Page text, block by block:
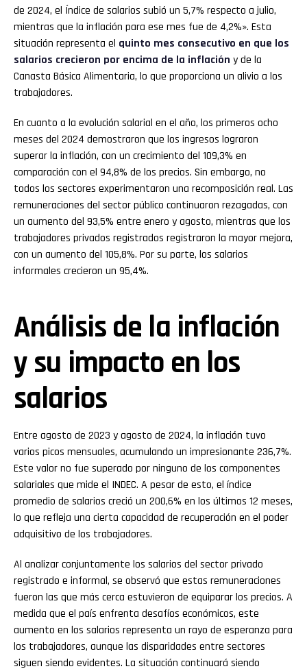
de 2024, el Índice de salarios subió un 5,7% respecto a julio,
mientras que la inflación para ese mes fue de 4,2%». Esta
situación representa el quinto mes consecutivo en que los
salarios crecieron por encima de la inflación y de la
Canasta Básica Alimentaria, lo que proporciona un alivio a los
trabajadores.
En cuanto a la evolución salarial en el año, los primeros ocho
meses del 2024 demostraron que los ingresos lograron
superar la inflación, con un crecimiento del 109,3% en
comparación con el 94,8% de los precios. Sin embargo, no
todos los sectores experimentaron una recomposición real. Las
remuneraciones del sector público continuaron rezagadas, con
un aumento del 93,5% entre enero y agosto, mientras que los
trabajadores privados registrados registraron la mayor mejora,
con un aumento del 105,8%. Por su parte, los salarios
informales crecieron un 95,4%.
Análisis de la inflación
y su impacto en los
salarios
Entre agosto de 2023 y agosto de 2024, la inflación tuvo
varios picos mensuales, acumulando un impresionante 236,7%.
Este valor no fue superado por ninguno de los componentes
salariales que mide el INDEC. A pesar de esto, el índice
promedio de salarios creció un 200,6% en los últimos 12 meses,
lo que refleja una cierta capacidad de recuperación en el poder
adquisitivo de los trabajadores.
Al analizar conjuntamente los salarios del sector privado
registrado e informal, se observó que estas remuneraciones
fueron las que más cerca estuvieron de equiparar los precios. A
medida que el país enfrenta desafíos económicos, este
aumento en los salarios representa un rayo de esperanza para
los trabajadores, aunque las disparidades entre sectores
siguen siendo evidentes. La situación continuará siendo
Flipboard
Reddit
Pinterest
Whatsapp
Email